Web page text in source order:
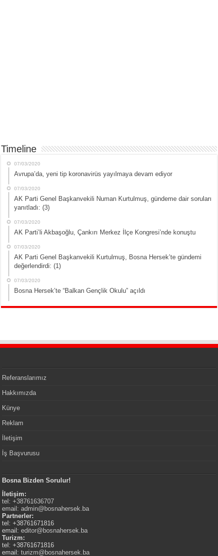
Timeline
07/03/2020
Avrupa’da, yeni tip koronavirüs yayılmaya devam ediyor
07/03/2020
AK Parti Genel Başkanvekili Numan Kurtulmuş, gündeme dair soruları
yanıtladı: (3)
07/03/2020
AK Parti’li Akbaşoğlu, Çankırı Merkez İlçe Kongresi’nde konuştu
07/03/2020
AK Parti Genel Başkanvekili Kurtulmuş, Bosna Hersek’te gündemi
değerlendirdi: (1)
07/03/2020
Bosna Hersek’te “Balkan Gençlik Okulu” açıldı
Referanslarımız
Hakkımızda
Künye
Reklam
İletişim
İş Başvurusu
Bosna Bizden Sorulur!
İletişim:
tel: +38761636707
email:admin@bosnahersek.ba
Partnerler:
tel: +38761671816
email:editor@bosnahersek.ba
Turizm:
tel: +38761671816
email:turizm@bosnahersek.ba